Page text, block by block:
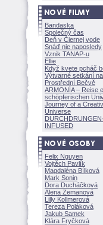
Bandaska
Společný čas
Deň v Čiernej vode
Snáď nie naposledy
Vznik TANAP-u
Ellie
Když kvete pcháč
Výtvarné setkání na
Prostřední Bečvě
ARMONÍA – Reise
schöpferischen
Journey of a
Universe
DURCHDRUNGEN·
INFUSED
Felix Nguyen
Vojtěch Pavlík
Magdaléna Bílkov
Mark Sonin
Dora Ducháčkov
Alena Zemanov
Lilly Kollmerov
Tereza Polákov
Jakub Samek
Klára Fryčkov